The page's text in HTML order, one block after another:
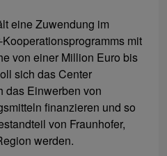
eine Zuwendung im
mit
von einer Million Euro bis
sich das Center
das Einwerben von
finanzieren und so
von Fraunhofer,
werden.